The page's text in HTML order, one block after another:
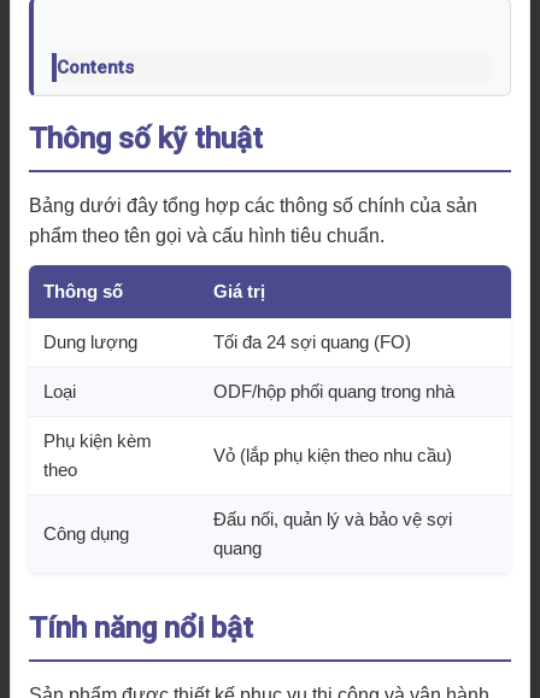
Contents
Thông số kỹ thuật
Bảng dưới đây tổng hợp các thông số chính của sản
phẩm theo tên gọi và cấu hình tiêu chuẩn.
Thông số Giá trị
Dung lượng Tối đa 24 sợi quang (FO)
Loại ODF/hộp phối quang trong nhà
Phụ kiện kèm
theo
Vỏ (lắp phụ kiện theo nhu cầu)
Công dụng
Đấu nối, quản lý và bảo vệ sợi
quang
Tính năng nổi bật